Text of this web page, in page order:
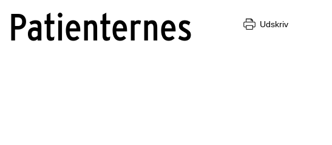
Patienternes
Udskriv